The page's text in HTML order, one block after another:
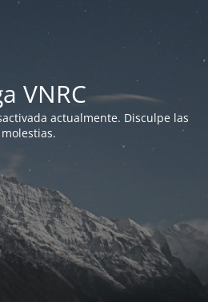
VNRC
actualmente. Disculpe las
molestias.